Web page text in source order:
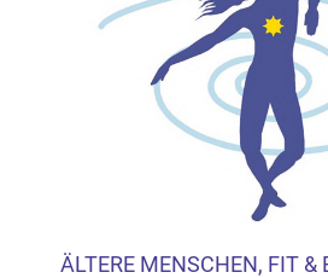
ÄLTERE MENSCHEN, FIT &